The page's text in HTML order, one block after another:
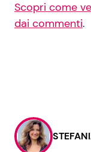
Scopri come
dai commenti.